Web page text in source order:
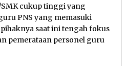
cukup tinggi yang
PNS yang memasuki
saat ini tengah fokus
pemerataan personel guru